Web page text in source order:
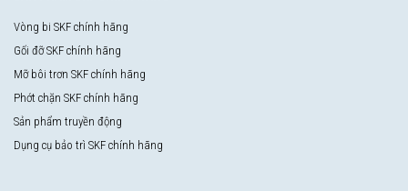
Vòng bi SKF chính hãng
Gối đỡ SKF chính hãng
Mỡ bôi trơn SKF chính hãng
Phớt chặn SKF chính hãng
Sản phẩm truyền động
Dụng cụ bảo trì SKF chính hãng